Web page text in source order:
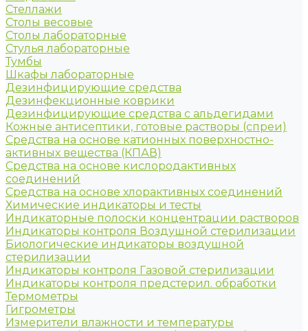
Стеллажи
Столы весовые
Столы лабораторные
Стулья лабораторные
Тумбы
Шкафы лабораторные
Дезинфицирующие средства
Дезинфекционные коврики
Дезинфицирующие средства с альдегидами
Кожные антисептики, готовые растворы (спреи)
Средства на основе катионных поверхностно-
активных вещества (КПАВ)
Средства на основе кислородактивных
соединений
Средства на основе хлорактивных соединений
Химические индикаторы и тесты
Индикаторные полоски концентрации растворов
Индикаторы контроля Воздушной стерилизации
Биологические индикаторы воздушной
стерилизации
Индикаторы контроля Газовой стерилизации
Индикаторы контроля предстерил. обработки
Термометры
Гигрометры
Измерители влажности и температуры